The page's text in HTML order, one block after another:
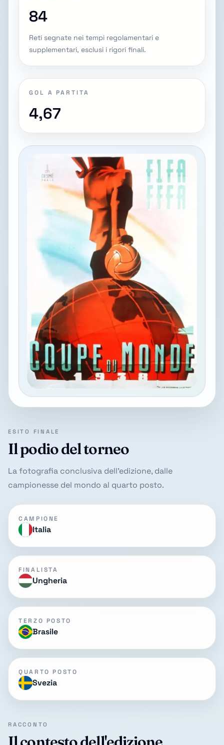
84
Reti segnate nei tempi regolamentari e
supplementari, esclusi i rigori finali.
GOL A PARTITA
4,67
ESITO FINALE
Il podio del torneo
La fotografia conclusiva dell'edizione, dalle
campionesse del mondo al quarto posto.
CAMPIONE
Italia
FINALISTA
Ungheria
TERZO POSTO
Brasile
QUARTO POSTO
Svezia
RACCONTO